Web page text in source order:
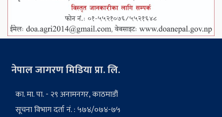
नेपाल जागरण मिडिया प्रा. लि.
का. मा. पा. - २९ अनामनगर, काठमाडौं
सूचना विभाग दर्ता नं. : ५७४/०७४-७५